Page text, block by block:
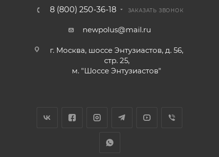
8 (800) 250-36-18 ЗАКАЗАТЬ ЗВОНОК
newpolus@mail.ru
г. Москва, шоссе Энтузиастов, д. 56,
стр. 25,
м. "Шоссе Энтузиастов"